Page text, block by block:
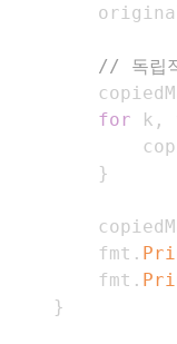
// 독립
for k ,
}
    fmt
.
    fmt
.
}